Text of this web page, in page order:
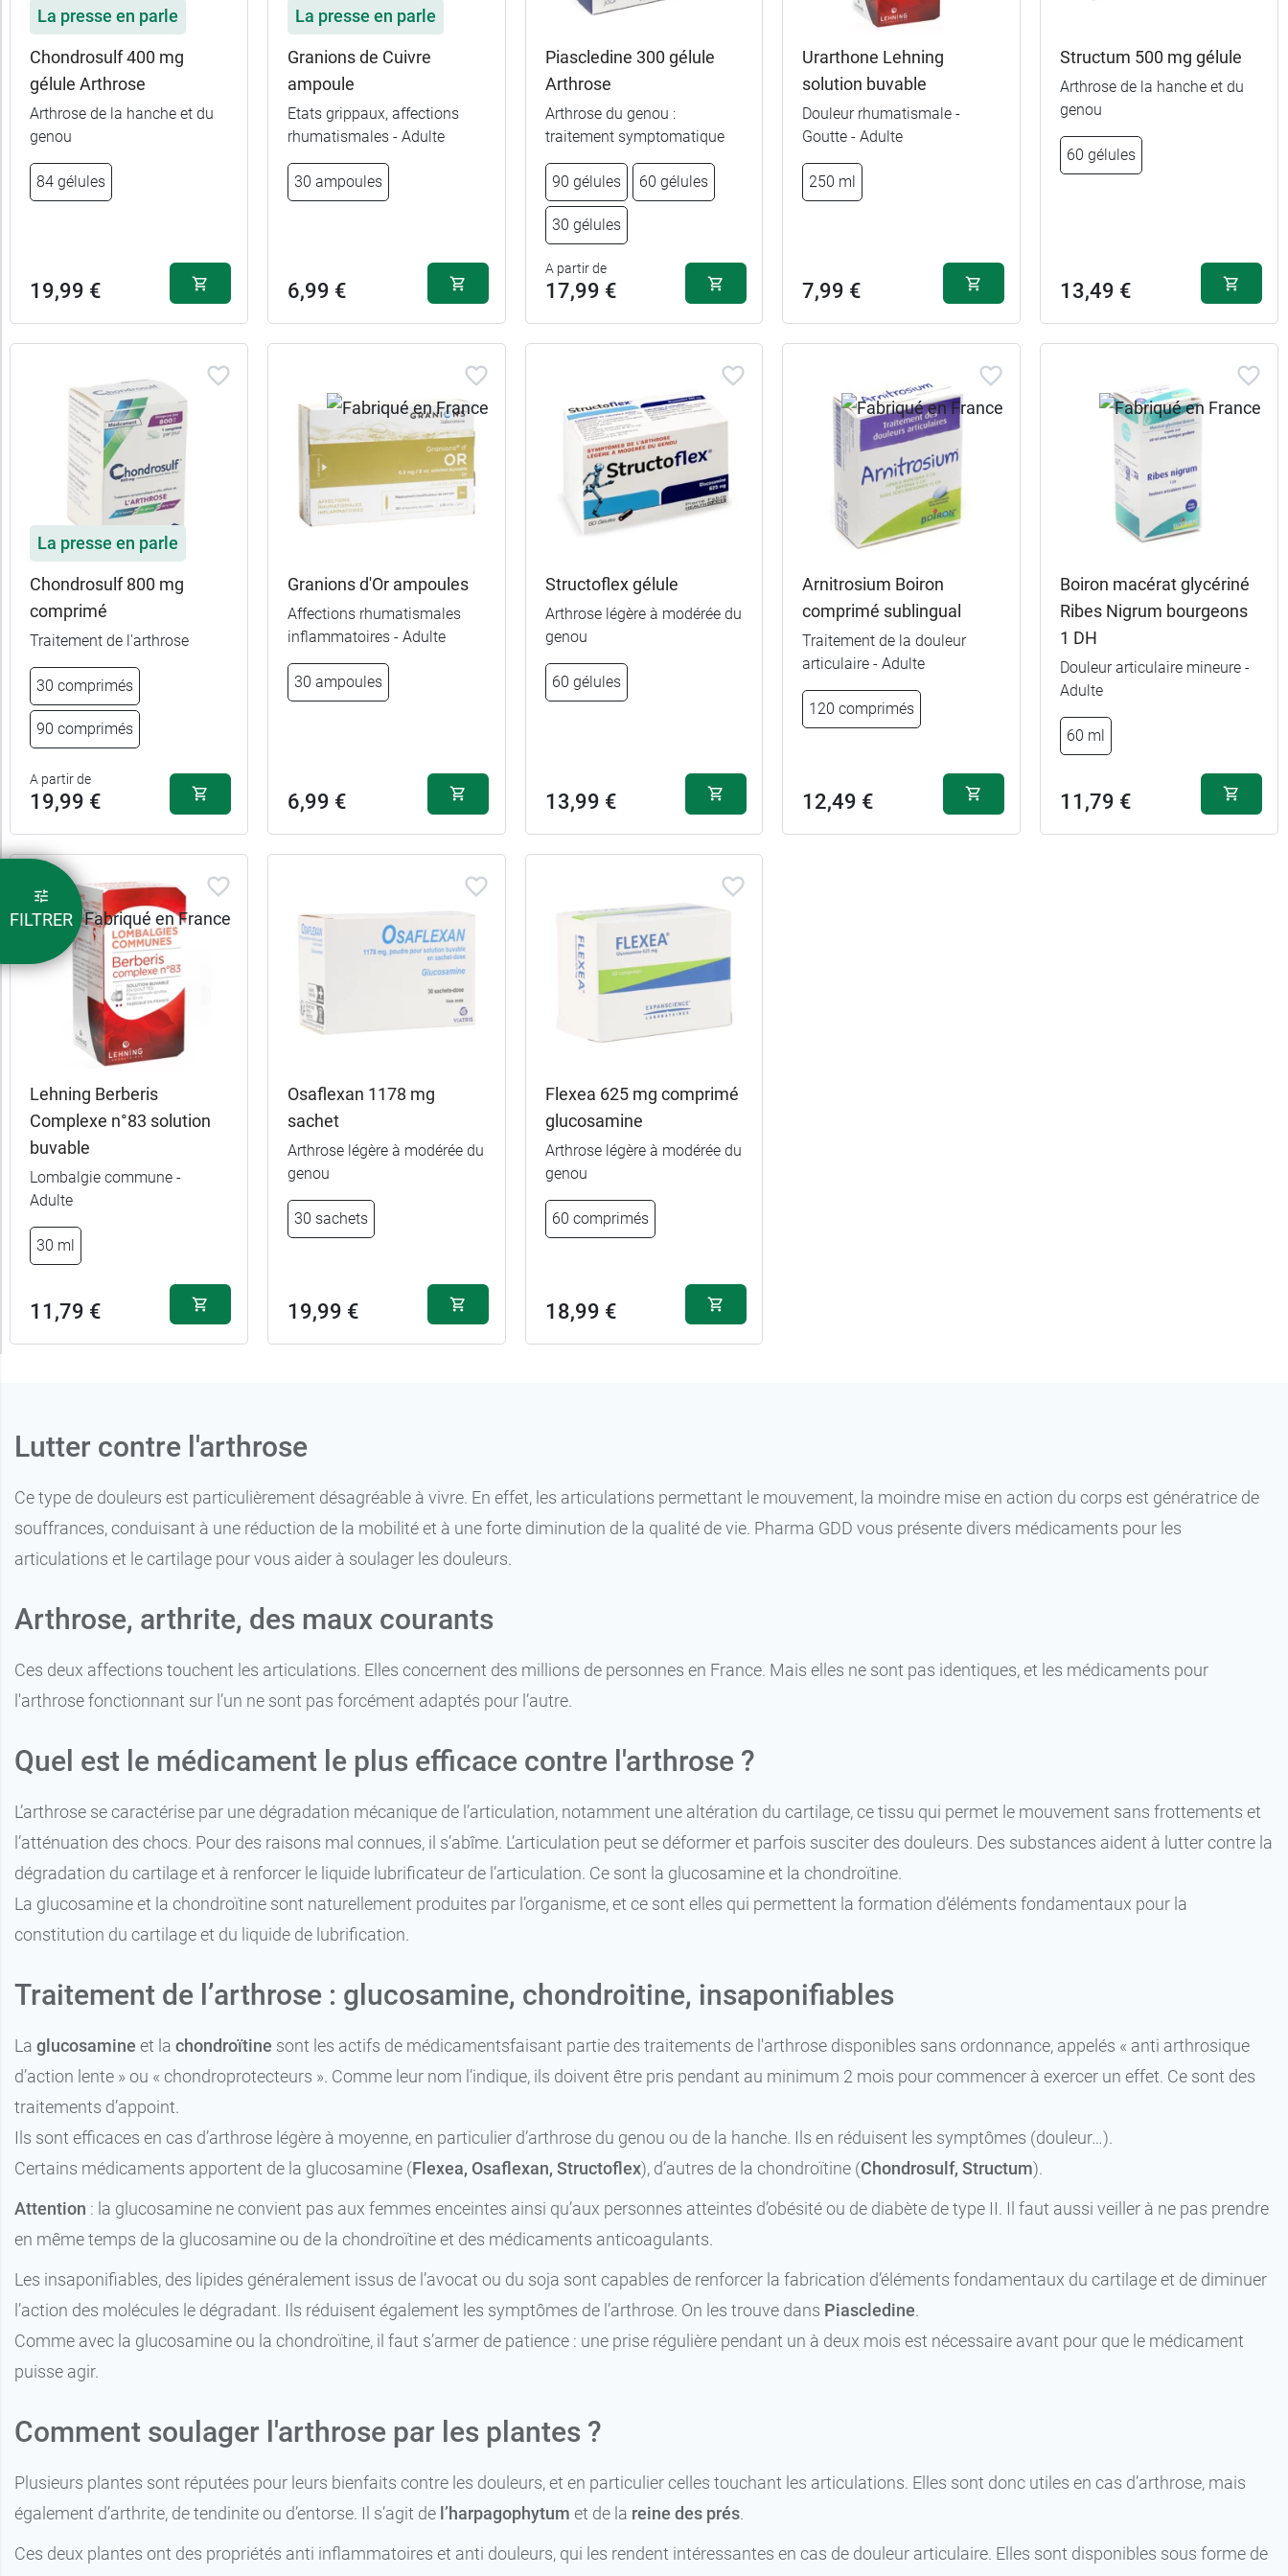
Marques
Fabriqué
FILTRER
La presse en parle
Chondrosulf 400 mg
gélule Arthrose
Arthrose de la hanche et du
genou
84 gélules
19,99 €
La presse en parle
Granions de Cuivre
ampoule
Etats grippaux, affections
rhumatismales - Adulte
30 ampoules
6,99 €
Piascledine 300 gélule
Arthrose
Arthrose du genou :
traitement symptomatique
90 gélules 60 gélules
30 gélules
A partir de
17,99 €
60 gélules
Urarthone Lehning
solution buvable
Douleur rhumatismale -
Goutte - Adulte
250 ml
7,99 €
Structum 500 mg gélule
Arthrose de la hanche et du
genou
60 gélules
13,49 €
La presse en parle
Chondrosulf 800 mg
comprimé
Traitement de l'arthrose
30 comprimés
90 comprimés
A partir de
19,99 €
30 comprimés
90 comprimés
Granions d'Or ampoules
Affections rhumatismales
inflammatoires - Adulte
30 ampoules
6,99 €
Structoflex gélule
Arthrose légère à modérée du
genou
60 gélules
13,99 €
Arnitrosium Boiron
comprimé sublingual
Traitement de la douleur
articulaire - Adulte
120 comprimés
12,49 €
Boiron macérat glycériné
Ribes Nigrum bourgeons
1 DH
Douleur articulaire mineure -
Adulte
60 ml
11,79 €
Lehning Berberis
Complexe n°83 solution
buvable
Lombalgie commune -
Adulte
30 ml
11,79 €
Osaflexan 1178 mg
sachet
Arthrose légère à modérée du
genou
30 sachets
19,99 €
Flexea 625 mg comprimé
glucosamine
Arthrose légère à modérée du
genou
60 comprimés
18,99 €
Lutter contre l'arthrose
Ce type de douleurs est particulièrement désagréable à vivre. En effet, les articulations permettant le mouvement, la moindre mise en action du corps est génératrice de
souffrances, conduisant à une réduction de la mobilité et à une forte diminution de la qualité de vie. Pharma GDD vous présente divers médicaments pour les
articulations et le cartilage pour vous aider à soulager les douleurs.
Arthrose, arthrite, des maux courants
Ces deux affections touchent les articulations. Elles concernent des millions de personnes en France. Mais elles ne sont pas identiques, et les médicaments pour
l'arthrose fonctionnant sur l’un ne sont pas forcément adaptés pour l’autre.
Quel est le médicament le plus efficace contre l'arthrose ?
L’arthrose se caractérise par une dégradation mécanique de l’articulation, notamment une altération du cartilage, ce tissu qui permet le mouvement sans frottements et
l’atténuation des chocs. Pour des raisons mal connues, il s’abîme. L’articulation peut se déformer et parfois susciter des douleurs. Des substances aident à lutter contre la
dégradation du cartilage et à renforcer le liquide lubrificateur de l’articulation. Ce sont la glucosamine et la chondroïtine.
La glucosamine et la chondroïtine sont naturellement produites par l’organisme, et ce sont elles qui permettent la formation d’éléments fondamentaux pour la
constitution du cartilage et du liquide de lubrification.
Traitement de l’arthrose : glucosamine, chondroitine, insaponifiables
La glucosamine et la chondroïtine sont les actifs de médicamentsfaisant partie des traitements de l'arthrose disponibles sans ordonnance, appelés « anti arthrosique
d’action lente » ou « chondroprotecteurs ». Comme leur nom l’indique, ils doivent être pris pendant au minimum 2 mois pour commencer à exercer un effet. Ce sont des
traitements d’appoint.
Ils sont efficaces en cas d’arthrose légère à moyenne, en particulier d’arthrose du genou ou de la hanche. Ils en réduisent les symptômes (douleur…).
Certains médicaments apportent de la glucosamine (Flexea, Osaflexan, Structoflex), d’autres de la chondroïtine (Chondrosulf, Structum).
Attention : la glucosamine ne convient pas aux femmes enceintes ainsi qu’aux personnes atteintes d’obésité ou de diabète de type II. Il faut aussi veiller à ne pas prendre
en même temps de la glucosamine ou de la chondroïtine et des médicaments anticoagulants.
Les insaponifiables, des lipides généralement issus de l’avocat ou du soja sont capables de renforcer la fabrication d’éléments fondamentaux du cartilage et de diminuer
l’action des molécules le dégradant. Ils réduisent également les symptômes de l’arthrose. On les trouve dans Piascledine.
Comme avec la glucosamine ou la chondroïtine, il faut s’armer de patience : une prise régulière pendant un à deux mois est nécessaire avant pour que le médicament
puisse agir.
Comment soulager l'arthrose par les plantes ?
Plusieurs plantes sont réputées pour leurs bienfaits contre les douleurs, et en particulier celles touchant les articulations. Elles sont donc utiles en cas d’arthrose, mais
également d’arthrite, de tendinite ou d’entorse. Il s’agit de l’harpagophytum et de la reine des prés.
Ces deux plantes ont des propriétés anti inflammatoires et anti douleurs, qui les rendent intéressantes en cas de douleur articulaire. Elles sont disponibles sous forme de